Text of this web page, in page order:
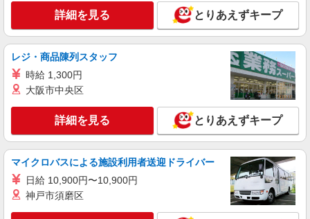
詳細を見る とりあえずキープ
レジ・商品陳列スタッフ
時給 1,300円
大阪市中央区
詳細を見る とりあえずキープ
マイクロバスによる施設利用者送迎ドライバー
日給 10,900円〜10,900円
神戸市須磨区